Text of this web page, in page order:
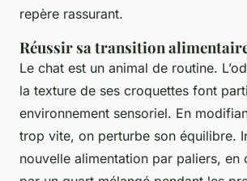
repère rassurant.
Réussir sa transition
Le chat est un animal de routine.
la texture de ses croquettes font
environnement sensoriel. En
trop vite, on perturbe son équilibre.
nouvelle alimentation par paliers, en